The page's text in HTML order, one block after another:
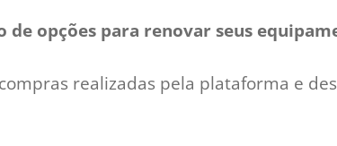
de opções para renovar seus
realizadas pela plataforma e